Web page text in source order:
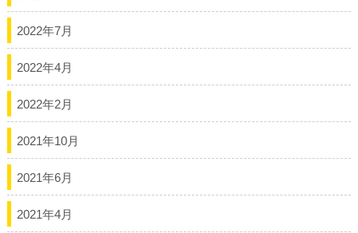
2022年7月
2022年4月
2022年2月
2021年10月
2021年6月
2021年4月